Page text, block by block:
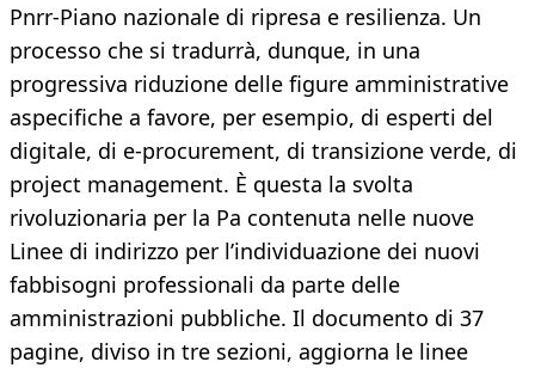
Pnrr-Piano nazionale di ripresa e resilienza. Un
processo che si tradurrà, dunque, in una
progressiva riduzione delle figure amministrative
aspecifiche a favore, per esempio, di esperti del
digitale, di e-procurement, di transizione verde, di
project management. È questa la svolta
rivoluzionaria per la Pa contenuta nelle nuove
Linee di indirizzo per l’individuazione dei nuovi
fabbisogni professionali da parte delle
amministrazioni pubbliche. Il documento di 37
pagine, diviso in tre sezioni, aggiorna le linee